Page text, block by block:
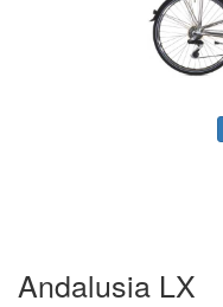
Andalusia LX